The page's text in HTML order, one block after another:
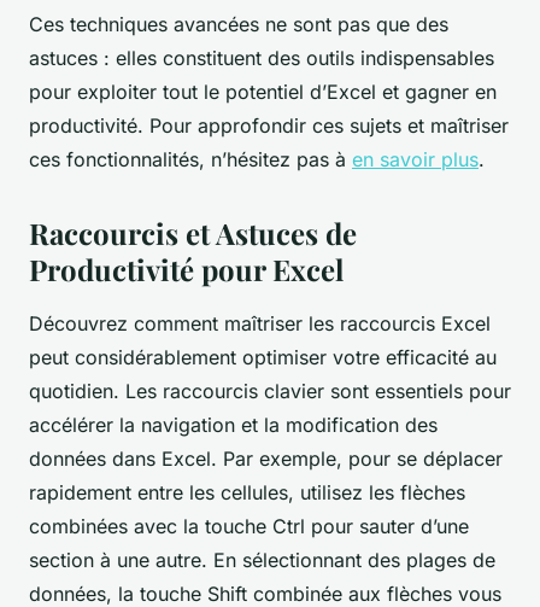
Ces techniques avancées ne sont pas que des
astuces : elles constituent des outils indispensables
pour exploiter tout le potentiel d’Excel et gagner en
productivité. Pour approfondir ces sujets et maîtriser
ces fonctionnalités, n’hésitez pas à en savoir plus.
Raccourcis et Astuces de
Productivité pour Excel
Découvrez comment maîtriser les raccourcis Excel
peut considérablement optimiser votre efficacité au
quotidien. Les raccourcis clavier sont essentiels pour
accélérer la navigation et la modification des
données dans Excel. Par exemple, pour se déplacer
rapidement entre les cellules, utilisez les flèches
combinées avec la touche Ctrl pour sauter d’une
section à une autre. En sélectionnant des plages de
données, la touche Shift combinée aux flèches vous